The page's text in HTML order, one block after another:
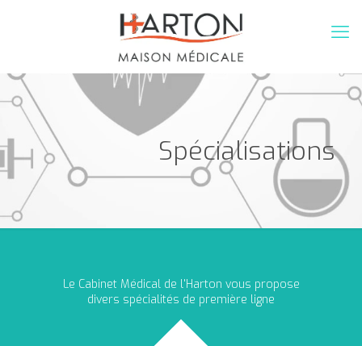
Spécialisations
Le Cabinet Médical de l'Harton vous propose
divers spécialités de première ligne